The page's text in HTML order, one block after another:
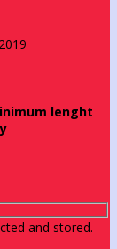
lenght
and stored.